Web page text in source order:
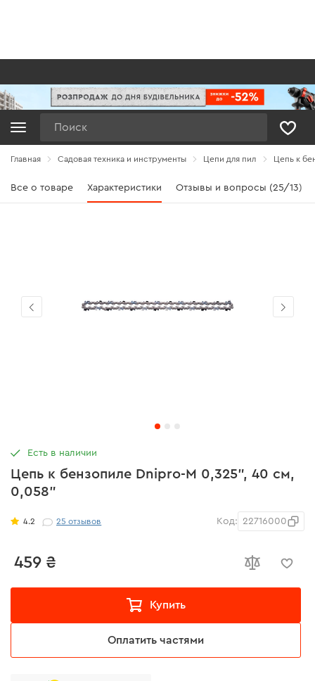
Главная Садовая техника и инструменты Цепи для пил Цепь к
Все о товаре Характеристики Отзывы и вопросы (25/13)
Цепь к бензопиле Dnipro-M 0,325", 40 см,
0,058"
4.2 25отзывов Код: 22716000
459 ₴
Купить
Оплатить частями
Есть в наличии